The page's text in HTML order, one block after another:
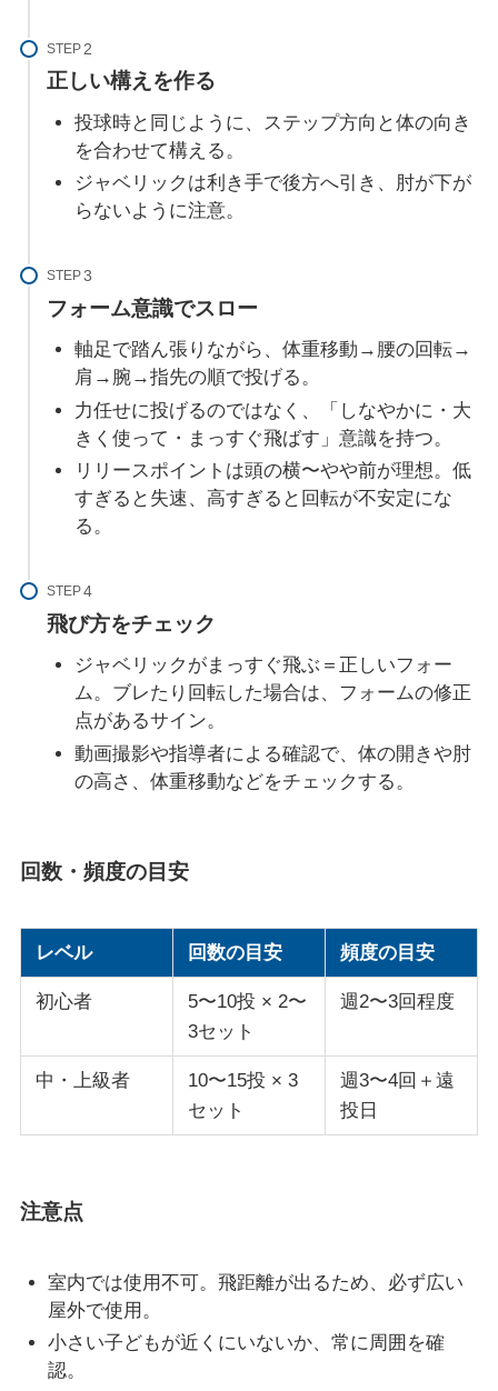
STEP
正しい構えを作る
投球時と同じように、ステップ方向と体の向き
を合わせて構える。
ジャベリックは利き手で後方へ引き、肘が下が
らないように注意。
STEP
フォーム意識でスロー
軸足で踏ん張りながら、体重移動→腰の回転→
肩→腕→指先の順で投げる。
力任せに投げるのではなく、「しなやかに・大
きく使って・まっすぐ飛ばす」意識を持つ。
リリースポイントは頭の横〜やや前が理想。低
すぎると失速、高すぎると回転が不安定にな
る。
STEP
飛び方をチェック
ジャベリックがまっすぐ飛ぶ＝正しいフォー
ム。ブレたり回転した場合は、フォームの修正
点があるサイン。
動画撮影や指導者による確認で、体の開きや肘
の高さ、体重移動などをチェックする。
回数・頻度の目安
レベル 回数の目安 頻度の目安
初心者
5〜10投 × 2〜
3セット
週2〜3回程度
中・上級者
10〜15投 × 3
セット
週3〜4回＋遠
投日
注意点
室内では使用不可。飛距離が出るため、必ず広い
屋外で使用。
小さい子どもが近くにいないか、常に周囲を確
認。